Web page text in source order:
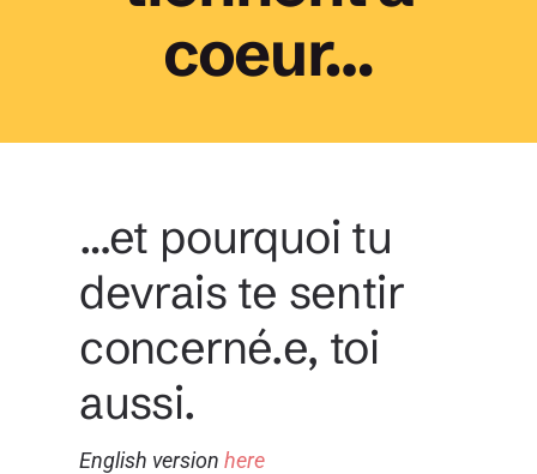
coeur…
…et pourquoi tu
devrais te sentir
concerné.e, toi
aussi.
English versionhere